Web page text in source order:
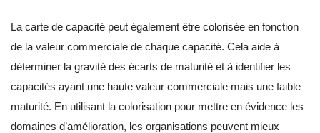
La carte de capacité peut également être colorisée en fonction
de la valeur commerciale de chaque capacité. Cela aide à
déterminer la gravité des écarts de maturité et à identifier les
capacités ayant une haute valeur commerciale mais une faible
maturité. En utilisant la colorisation pour mettre en évidence les
domaines d’amélioration, les organisations peuvent mieux